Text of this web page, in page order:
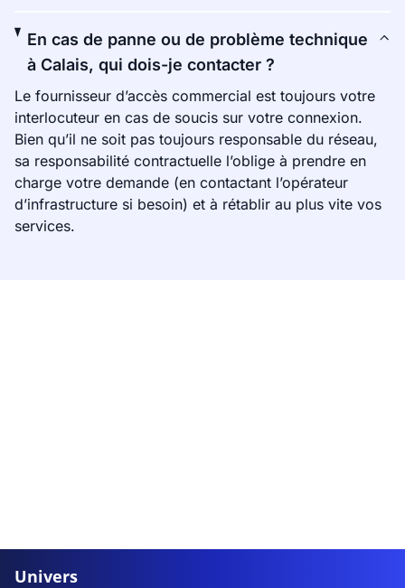
En cas de panne ou de problème technique
à Calais, qui dois-je contacter ?
Le fournisseur d’accès commercial est toujours votre
interlocuteur en cas de soucis sur votre connexion.
Bien qu’il ne soit pas toujours responsable du réseau,
sa responsabilité contractuelle l’oblige à prendre en
charge votre demande (en contactant l’opérateur
d’infrastructure si besoin) et à rétablir au plus vite vos
services.
Univers